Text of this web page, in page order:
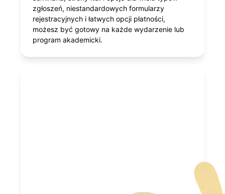
zgłoszeń, niestandardowych formularzy
rejestracyjnych i łatwych opcji płatności,
możesz być gotowy na każde wydarzenie lub
program akademicki.